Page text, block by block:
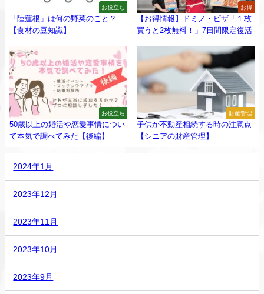
お役立ち
「陸蓮根」は何の野菜のこと？
【食材の豆知識】
お得
【お得情報】ドミノ・ピザ「１枚
買うと2枚無料！」7日間限定復活
お役立ち
50歳以上の婚活や恋愛事情につい
て本気で調べてみた【後編】
財産管理
子供が不動産相続する時の注意点
【シニアの財産管理】
2024年1月
2023年12月
2023年11月
2023年10月
2023年9月